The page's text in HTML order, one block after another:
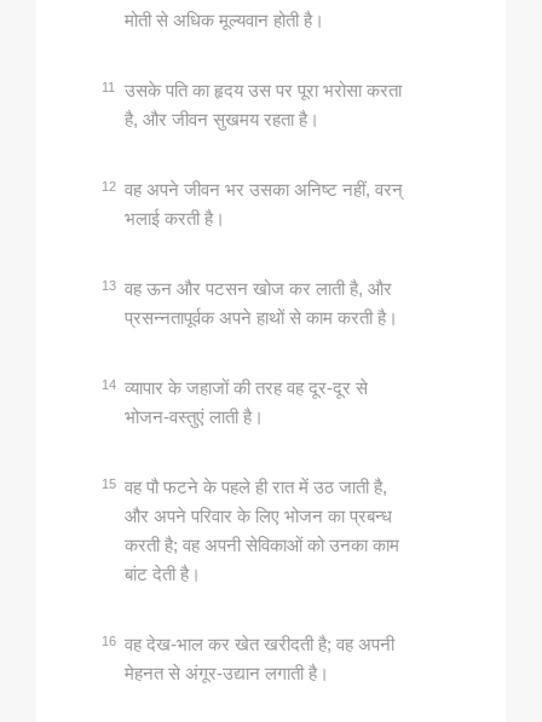
मोती से अधिक मूल्‍यवान होती है।
11
उसके पति का हृदय उस पर पूरा भरोसा करता
है, और जीवन सुखमय रहता है।
12 वह अपने जीवन भर उसका अनिष्‍ट नहीं, वरन्
भलाई करती है।
13 वह ऊन और पटसन खोज कर लाती है, और
प्रसन्नतापूर्वक अपने हाथों से काम करती है।
14 व्‍यापार के जहाजों की तरह वह दूर-दूर से
भोजन-वस्‍तुएं लाती है।
15 वह पौ फटने के पहले ही रात में उठ जाती है,
और अपने परिवार के लिए भोजन का प्रबन्‍ध
करती है; वह अपनी सेविकाओं को उनका काम
बांट देती है।
16 वह देख-भाल कर खेत खरीदती है; वह अपनी
मेहनत से अंगूर-उद्यान लगाती है।